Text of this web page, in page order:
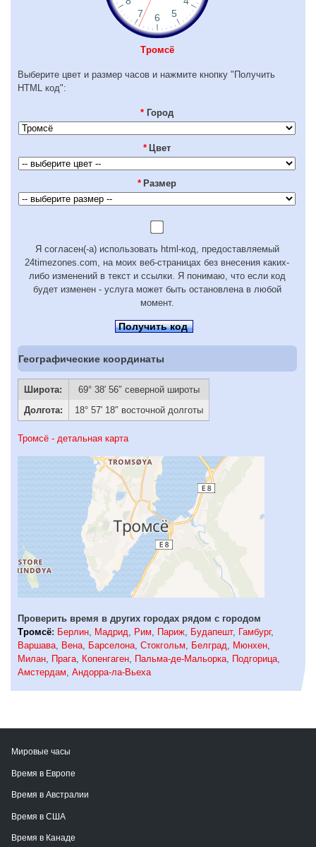
Тромсё
Выберите цвет и размер часов и нажмите кнопку "Получить
HTML код":
* Город
* Цвет
* Размер
Я согласен(-а) использовать html-код, предоставляемый
24timezones.com, на моих веб-страницах без внесения каких-
либо изменений в текст и ссылки. Я понимаю, что если код
будет изменен - услуга может быть остановлена в любой
момент.
Получить код
Географические координаты
Широта:
69° 38′ 56″ северной широты
Долгота:
18° 57′ 18″ восточной долготы
Тромсё - детальная карта
Проверить время в других городах рядом с городом
Тромсё: Берлин Мадрид Рим Париж Будапешт, Гамбург,
Варшава
Вена Барселона Стокгольм Белград Мюнхен
Милан
Прага Копенгаген Пальма-де-Мальорка Подгорица
Амстердам Андорра-ла-Вьеха
Мировые часы
Время в Европе
Время в Австралии
Время в США
Время в Канаде